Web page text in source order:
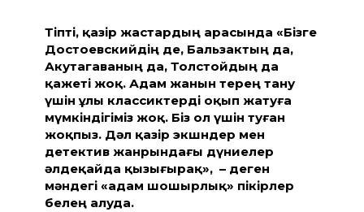
Тіпті, қазір жастардың арасында «Бізге
Достоевскийдің де, Бальзактың да,
Акутагаваның да, Толстойдың да
қажеті жоқ. Адам жанын терең тану
үшін ұлы классиктерді оқып жатуға
мүмкіндігіміз жоқ. Біз ол үшін туған
жоқпыз. Дәл қазір экшндер мен
детектив жанрындағы дүниелер
әлдеқайда қызығырақ», – деген
мәндегі «адам шошырлық» пікірлер
белең алуда.